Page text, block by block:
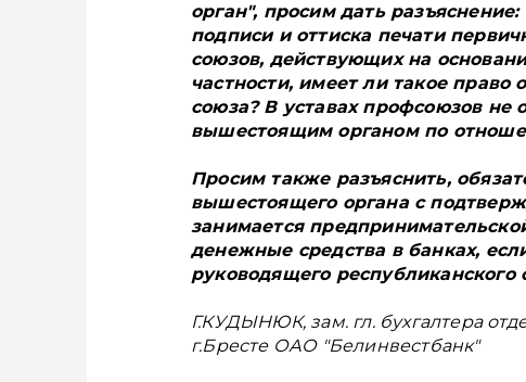
орган", просим дать
подписи и оттиска печати
союзов, действующих на
частности, имеет ли такое право
союза? В уставах профсоюзов не
вышестоящим органом по
Просим также разъяснить,
вышестоящего органа с
занимается
денежные средства в банках,
руководящего республиканского
Г.КУДЫНЮК, зам. гл. бухгалтера
г.Бресте ОАО "Белинвестбанк"